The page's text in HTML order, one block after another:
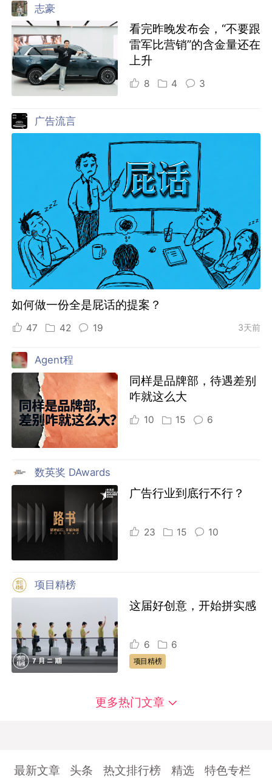
志豪
看完昨晚发布会，“不要跟
雷军比营销”的含金量还在
上升
8 4 3
广告流言
如何做一份全是屁话的提案？
47 42 19 3天前
Agent程
同样是品牌部，待遇差别
咋就这么大
10 15 6
数英奖 DAwards
广告行业到底行不行？
23 15 10
项目精榜
这届好创意，开始拼实感
6 6
项目精榜
更多热门文章
最新文章 头条 热文排行榜 精选 特色专栏